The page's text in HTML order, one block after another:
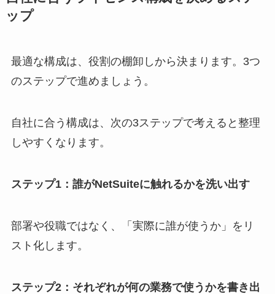
ップ
最適な構成は、役割の棚卸しから決まります。3つ
のステップで進めましょう。
自社に合う構成は、次の3ステップで考えると整理
しやすくなります。
ステップ1：誰がNetSuiteに触れるかを洗い出す
部署や役職ではなく、「実際に誰が使うか」をリ
スト化します。
ステップ2：それぞれが何の業務で使うかを書き出